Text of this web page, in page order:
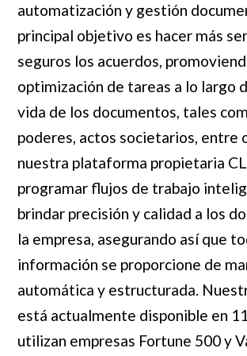
automatización y gestión
principal objetivo es hacer más
seguros los acuerdos,
optimización de tareas a lo largo
vida de los documentos, tales
poderes, actos societarios, entre
nuestra plataforma propietaria
programar flujos de trabajo
brindar precisión y calidad a los
la empresa, asegurando así que
información se proporcione de
automática y estructurada.
está actualmente disponible en
utilizan empresas Fortune 500 y